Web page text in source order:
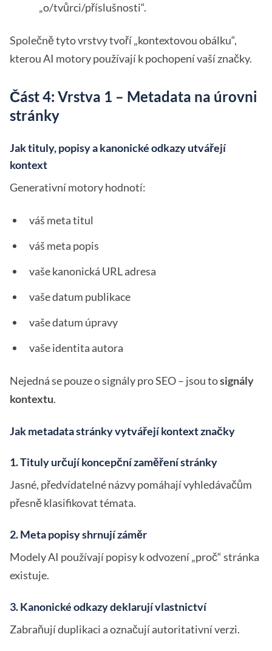
„o/tvůrci/příslušnosti“.
Společně tyto vrstvy tvoří „kontextovou obálku“,
kterou AI motory používají k pochopení vaší značky.
Část 4: Vrstva 1 – Metadata na úrovni
stránky
Jak tituly, popisy a kanonické odkazy utvářejí
kontext
Generativní motory hodnotí:
váš meta titul
váš meta popis
vaše kanonická URL adresa
vaše datum publikace
vaše datum úpravy
vaše identita autora
Nejedná se pouze o signály pro SEO – jsou tosignály
kontextu.
Jak metadata stránky vytvářejí kontext značky
1. Tituly určují koncepční zaměření stránky
Jasné, předvídatelné názvy pomáhají vyhledávačům
přesně klasifikovat témata.
2. Meta popisy shrnují záměr
Modely AI používají popisy k odvození „proč“ stránka
existuje.
3. Kanonické odkazy deklarují vlastnictví
Zabraňují duplikaci a označují autoritativní verzi.